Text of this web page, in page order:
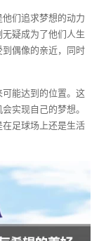
们追求梦想的动力
疑成为了他们人生
偶像的亲近，同时
能达到的位置。这
实现自己的梦想。
足球场上还是生活